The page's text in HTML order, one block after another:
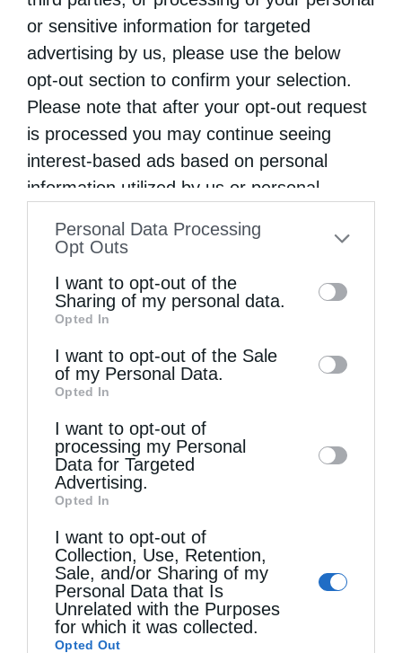
or sensitive information for targeted
advertising by us, please use the below
opt-out section to confirm your selection.
Please note that after your opt-out request
is processed you may continue seeing
interest-based ads based on personal
information utilized by us or personal
to your opt-out. You may separately opt-out
information by third parties on the IAB’s list
of downstream participants. This
information may also be disclosed by us to
third parties on theIAB’s List of
Downstream Participants
disclose it to other third parties.
Personal Data Processing
Opt Outs
I want to opt-out of the
Sharing of my personal data.
Opted In
I want to opt-out of the Sale
of my Personal Data.
Opted In
I want to opt-out of
processing my Personal
Data for Targeted
Advertising.
Opted In
I want to opt-out of
Collection, Use, Retention,
Sale, and/or Sharing of my
Personal Data that Is
Unrelated with the Purposes
for which it was collected.
Opted Out
Μητροπόλεις
Η πρώτη πανήγυρη του Οσίου Διονυσίου της
Κολιτσού στη Λάρισα.
genneleni 12 Μαΐου 2026
Στον Ιερό Ναό Ζωοδόχου Πηγής Λαρίσης τη
Δευτέρα 11 Μαΐου 2026 ο Σεβασμιώτατος
Μητροπολίτης Λαρίσης και Τυρνάβου κ.
Ιερώνυμος, χοροστάτησε στην πανηγυρική
Πατρός …